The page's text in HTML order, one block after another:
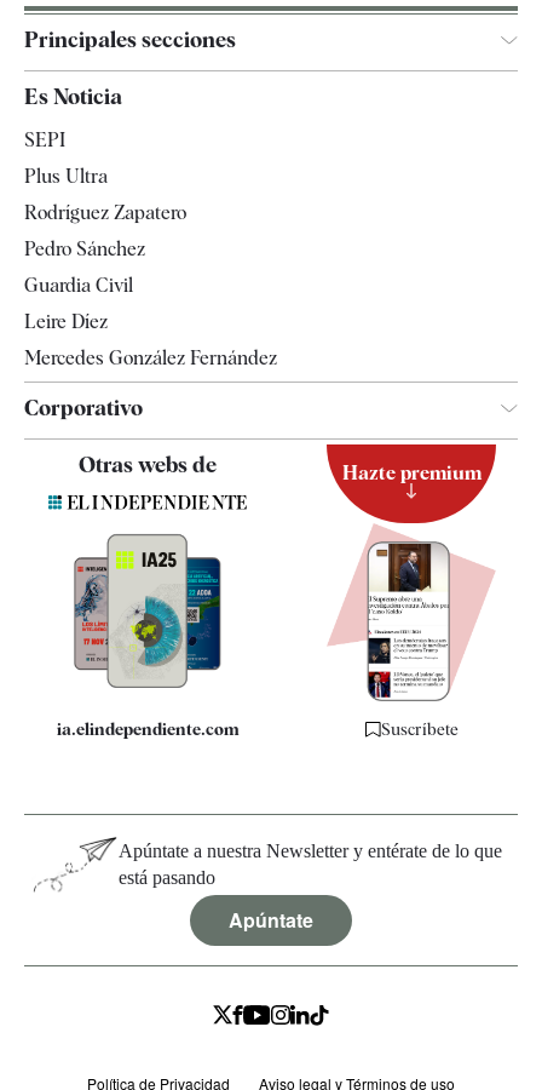
Principales secciones
España
Televisión
Es Noticia
SEPI
Plus Ultra
Rodríguez Zapatero
Pedro Sánchez
Guardia Civil
Leire Díez
Mercedes González Fernández
Corporativo
Contacto
Quiénes somos
Especificaciones
Otras webs de
ia.elindependiente.com
Hazte premium
Suscríbete
Apúntate a nuestra Newsletter y entérate de lo que
está pasando
Apúntate
Política de Privacidad Aviso legal y Términos de uso